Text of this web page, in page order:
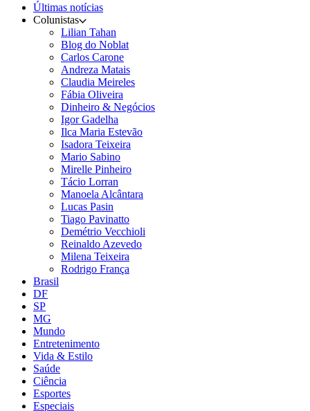
Últimas notícias
Colunistas
Lilian Tahan
Blog do Noblat
Carlos Carone
Andreza Matais
Claudia Meireles
Fábia Oliveira
Dinheiro & Negócios
Igor Gadelha
Ilca Maria Estevão
Isadora Teixeira
Mario Sabino
Mirelle Pinheiro
Tácio Lorran
Manoela Alcântara
Lucas Pasin
Tiago Pavinatto
Demétrio Vecchioli
Reinaldo Azevedo
Milena Teixeira
Rodrigo França
Brasil
DF
SP
MG
Mundo
Entretenimento
Vida & Estilo
Saúde
Ciência
Esportes
Especiais